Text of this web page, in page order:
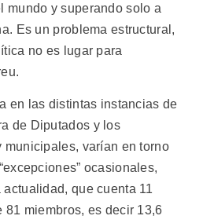
mundo y superando solo a
Es un problema estructural,
no es lugar para
en las distintas instancias de
de Diputados y los
municipales, varían en torno
ocasionales,
que cuenta 11
81 miembros, es decir 13,6